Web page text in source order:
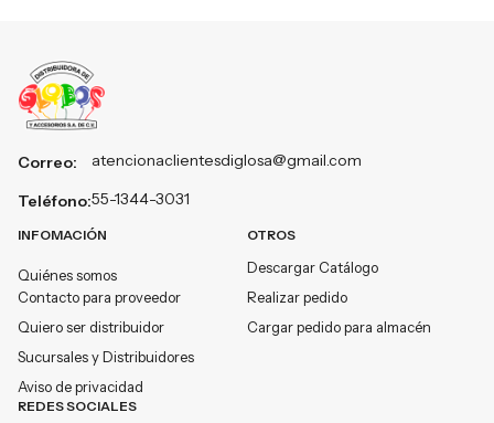
Correo:
Teléfono:
atencionaclientesdiglosa@gmail.com
55-1344-3031
INFOMACIÓN
Quiénes somos
Contacto para proveedor
Quiero ser distribuidor
Sucursales y Distribuidores
Aviso de privacidad
OTROS
Descargar Catálogo
Realizar pedido
Cargar pedido para almacén
REDES SOCIALES